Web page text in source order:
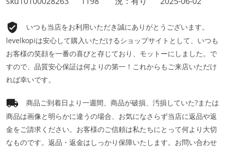
いつも当店をお利用いただき誠にありがとうございます。
levelkopiは安心して購入いただけるショップサイトとして、いつも
お客様の笑顔を一番の喜びと存じており、モットーにしました。で
すので、品質安心保証は何よりの第一！これからもご来店いただけ
れば幸いです。
商品ご到着日より一週間、商品が破損、汚損していた?または
商品は画像と明らかに違うの場合、お気になさらず当店に返品や返
金をご請求ください。お客様のご信頼は私たちにとって何より大切
なものです。返品・返金はしっかり保障いたします。お問い合わせ